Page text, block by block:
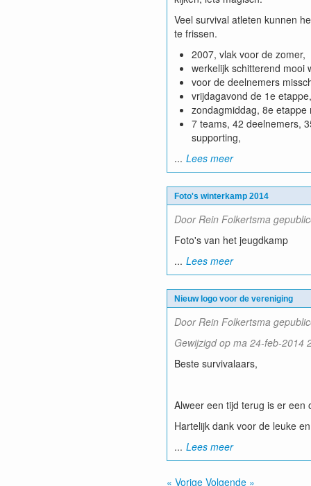
Veel survival atleten kunnen
te frissen.
2007, vlak voor de zomer,
werkelijk schitterend mooi
voor de deelnemers
vrijdagavond de 1e
zondagmiddag, 8e
7 teams, 42 deelnemers,
supporting,
... Lees meer
Foto's winterkamp 2014
Door Rein Folkertsma
Foto's van het jeugdkamp
... Lees meer
Nieuw logo voor de vereniging
Door Rein Folkertsma
Gewijzigd op ma 24-feb-2014
Beste survivalaars,
Alweer een tijd terug is er
Hartelijk dank voor de leuke
... Lees meer
« Vorige Volgende »